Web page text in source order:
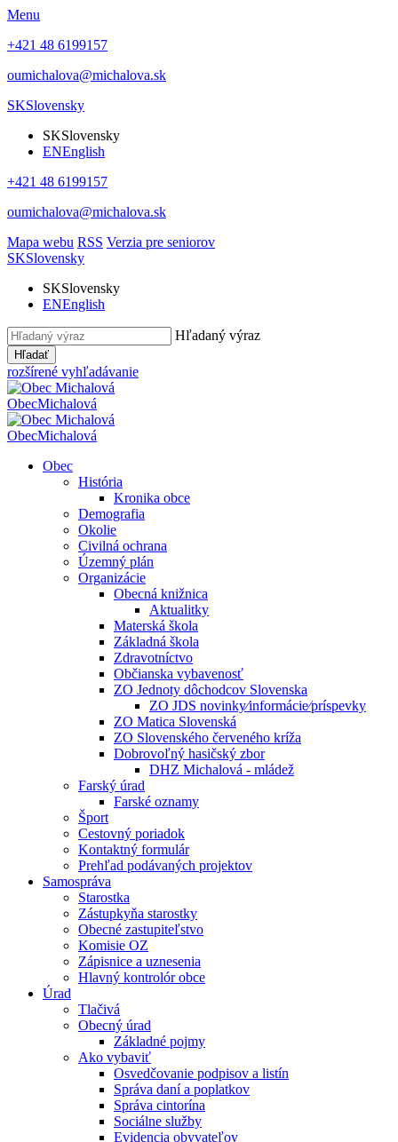
Menu
+421 48 6199157
oumichalova@michalova.sk
SKSlovensky
SKSlovensky
ENEnglish
+421 48 6199157
oumichalova@michalova.sk
Mapa webu RSS Verzia pre seniorov
SKSlovensky
SKSlovensky
ENEnglish
Hľadaný výraz
Hľadať
rozšírené vyhľadávanie
ObecMichalová
ObecMichalová
Obec
História
Kronika obce
Demografia
Okolie
Civilná ochrana
Územný plán
Organizácie
Obecná knižnica
Aktualitky
Materská škola
Základná škola
Zdravotníctvo
Občianska vybavenosť
ZO Jednoty dôchodcov Slovenska
ZO JDS novinky⁄informácie⁄príspevky
ZO Matica Slovenská
ZO Slovenského červeného kríža
Dobrovoľný hasičský zbor
DHZ Michalová - mládež
Farský úrad
Farské oznamy
Šport
Cestovný poriadok
Kontaktný formulár
Prehľad podávaných projektov
Samospráva
Starostka
Zástupkyňa starostky
Obecné zastupiteľstvo
Komisie OZ
Zápisnice a uznesenia
Hlavný kontrolór obce
Úrad
Tlačivá
Obecný úrad
Základné pojmy
Ako vybaviť
Osvedčovanie podpisov a listín
Správa daní a poplatkov
Správa cintorína
Sociálne služby
Evidencia obyvateľov